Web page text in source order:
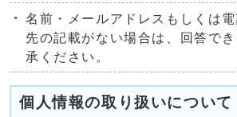
名前・メールアドレスもしくは
先の記載がない場合は、回答で
承ください。
個人情報の取り扱いについて